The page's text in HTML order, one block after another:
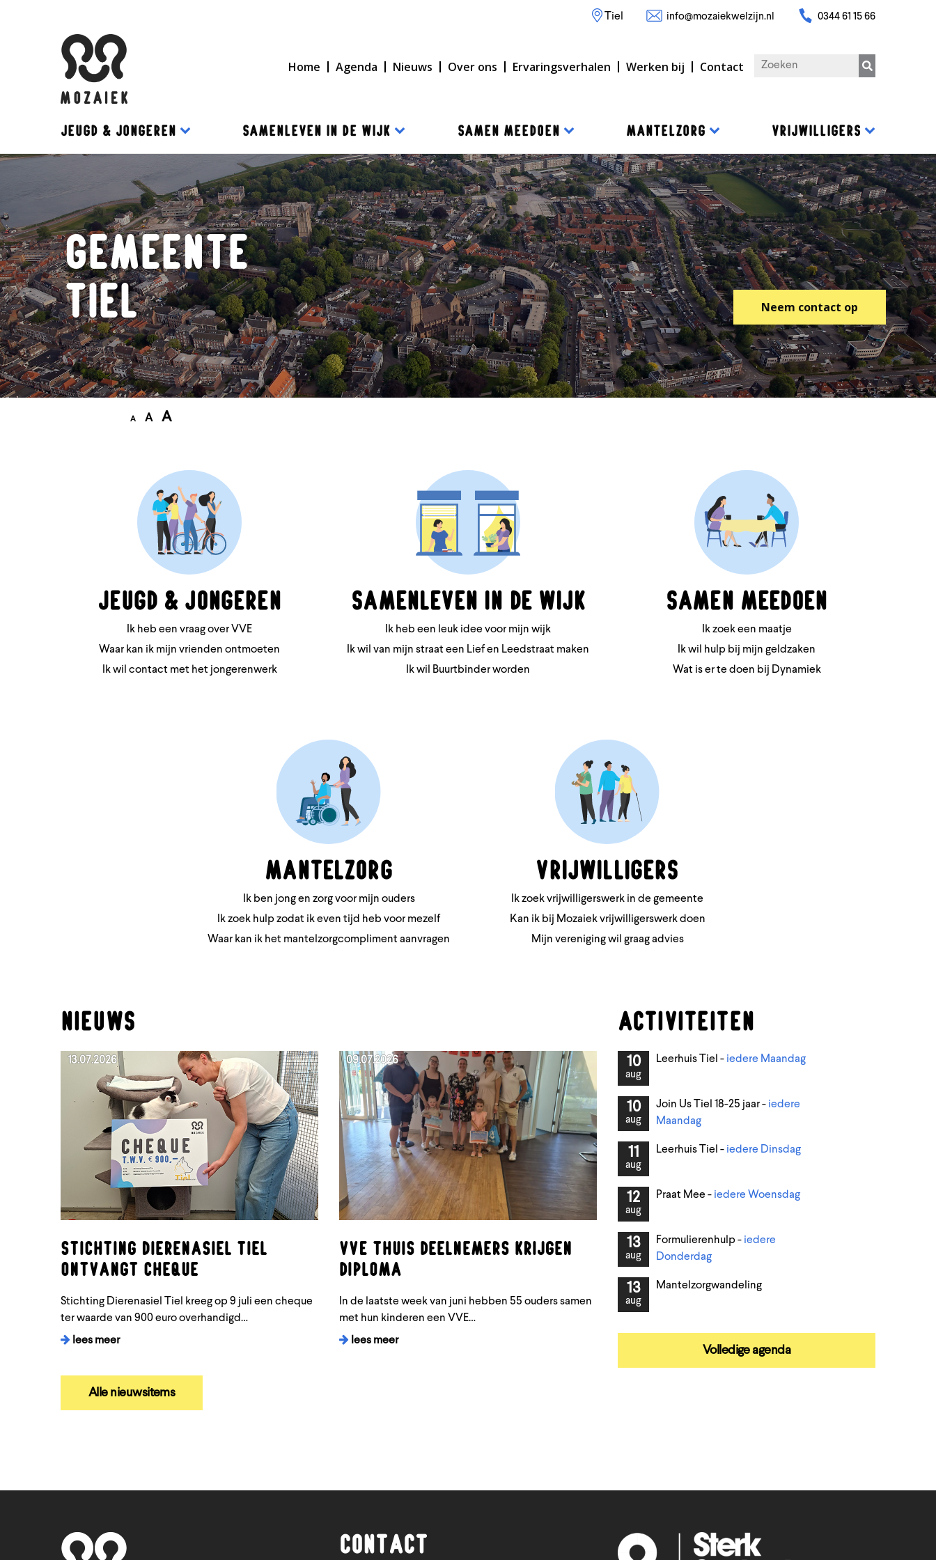
Tiel info@mozaiekwelzijn.nl 0344 61 15 66
Home Agenda Nieuws Over ons Ervaringsverhalen Werken bij Contact
JEUGD & JONGEREN SAMENLEVEN IN DE WIJK SAMEN MEEDOEN MANTELZORG VRIJWILLIGERS
Gemeente
Tiel
Neem contact op
A A A
Jeugd & jongeren
Ik heb een vraag over VVE
Waar kan ik mijn vrienden ontmoeten
Ik wil contact met het jongerenwerk
Samenleven in de wijk
Ik heb een leuk idee voor mijn wijk
Ik wil van mijn straat een Lief en Leedstraat maken
Ik wil Buurtbinder worden
Samen meedoen
Ik zoek een maatje
Ik wil hulp bij mijn geldzaken
Wat is er te doen bij Dynamiek
Mantelzorg
Ik ben jong en zorg voor mijn ouders
Ik zoek hulp zodat ik even tijd heb voor mezelf
Waar kan ik het mantelzorgcompliment aanvragen
Vrijwilligers
Ik zoek vrijwilligerswerk in de gemeente
Kan ik bij Mozaiek vrijwilligerswerk doen
Mijn vereniging wil graag advies
NIEUWS
13.07.2026
Stichting Dierenasiel Tiel
ontvangt cheque
Stichting Dierenasiel Tiel kreeg op 9 juli een cheque
ter waarde van 900 euro overhandigd…
lees meer
09.07.2026
VVE Thuis deelnemers krijgen
diploma
In de laatste week van juni hebben 55 ouders samen
met hun kinderen een VVE…
lees meer
Alle nieuwsitems
ACTIVITEITEN
10
aug
Leerhuis Tiel - iedere Maandag
10
aug
Join Us Tiel 18-25 jaar - iedere
Maandag
11
aug
Leerhuis Tiel - iedere Dinsdag
12
aug
Praat Mee - iedere Woensdag
13
aug
Formulierenhulp - iedere
Donderdag
13
aug
Mantelzorgwandeling
Volledige agenda
Contact